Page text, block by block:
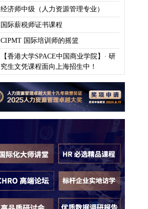
经济师中级（人力资源管理专业）
国际薪税师证书课程
CIPMT 国际培训师的摇篮
【香港大学SPACE中国商业学院】· 研
究生文凭课程面向上海招生中！